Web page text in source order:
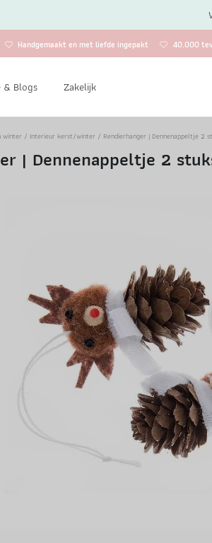
Handgemaakt en met liefde ingepakt 40.000
& Blogs Zakelijk
winter / Interieur kerst/winter / Rendierhanger | Dennenappeltje 2
| Dennenappeltje 2